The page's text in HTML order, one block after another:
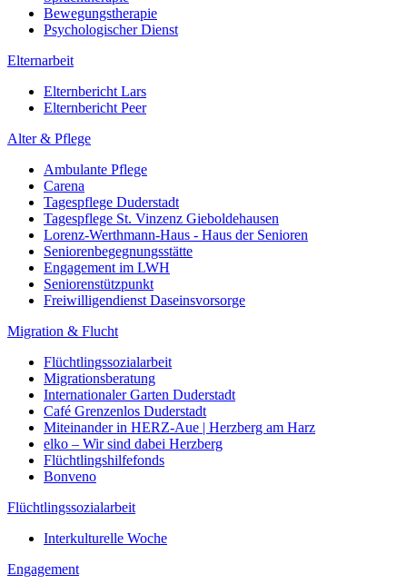
Bewegungstherapie
Psychologischer Dienst
Elternarbeit
Elternbericht Lars
Elternbericht Peer
Alter & Pflege
Ambulante Pflege
Carena
Tagespflege Duderstadt
Tagespflege St. Vinzenz Gieboldehausen
Lorenz-Werthmann-Haus - Haus der Senioren
Seniorenbegegnungsstätte
Engagement im LWH
Seniorenstützpunkt
Freiwilligendienst Daseinsvorsorge
Migration & Flucht
Flüchtlingssozialarbeit
Migrationsberatung
Internationaler Garten Duderstadt
Café Grenzenlos Duderstadt
Miteinander in HERZ-Aue | Herzberg am Harz
elko – Wir sind dabei Herzberg
Flüchtlingshilfefonds
Bonveno
Flüchtlingssozialarbeit
Interkulturelle Woche
Engagement